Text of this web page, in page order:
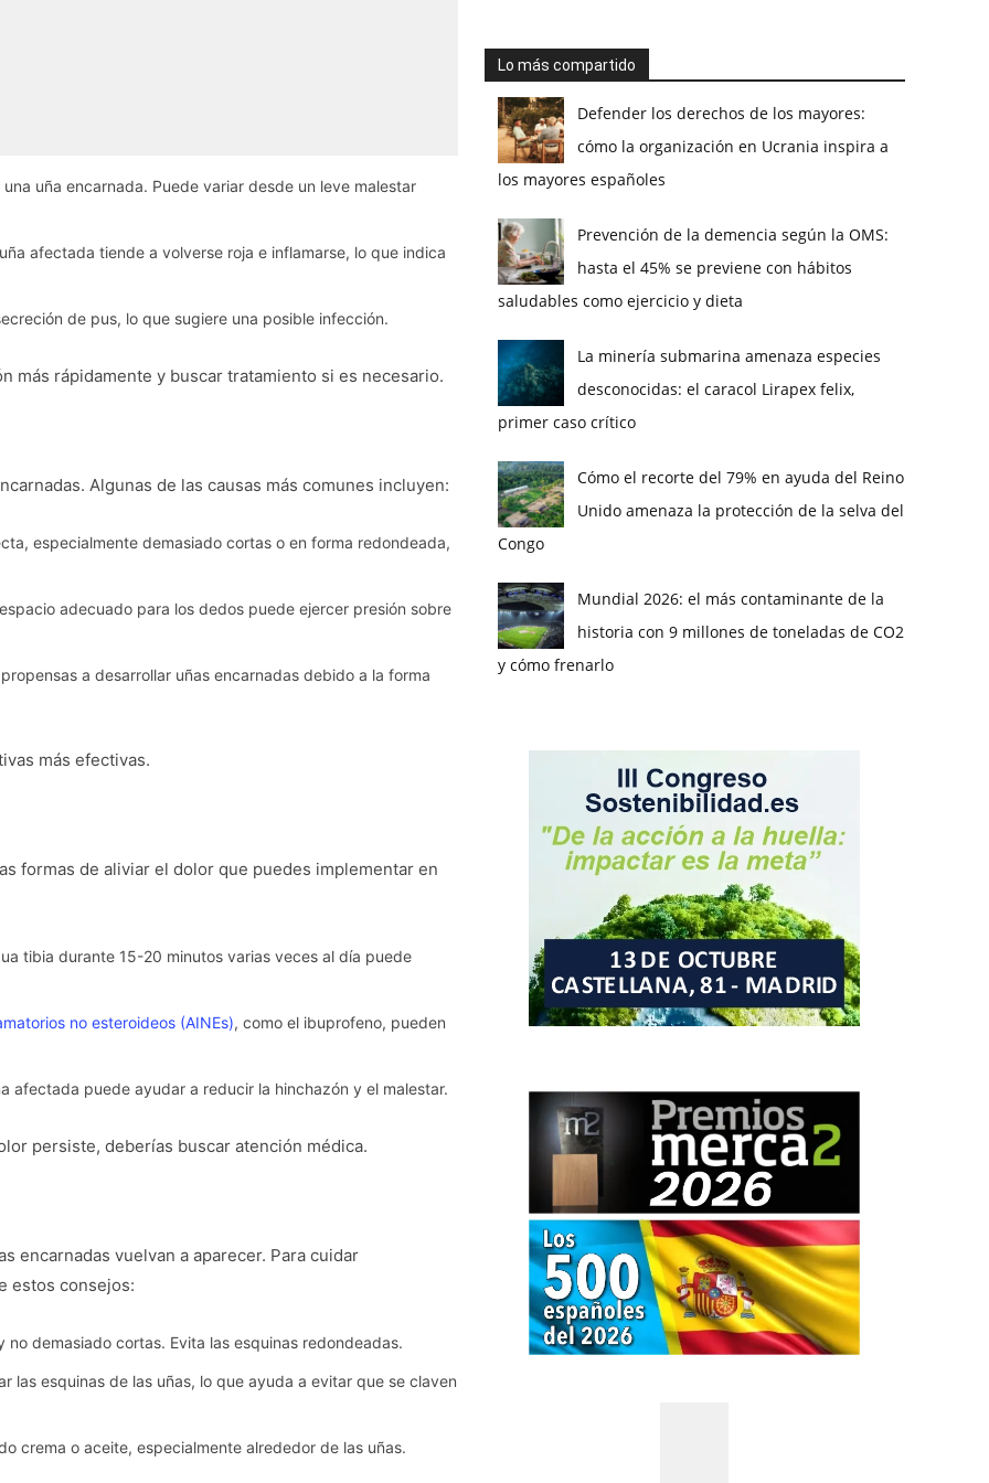
uña encarnada. Puede variar desde un leve malestar
afectada tiende a volverse roja e inflamarse, lo que indica
de pus, lo que sugiere una posible infección.
más rápidamente y buscar tratamiento si es necesario.
Algunas de las causas más comunes incluyen:
especialmente demasiado cortas o en forma redondeada,
adecuado para los dedos puede ejercer presión sobre
a desarrollar uñas encarnadas debido a la forma
más efectivas.
formas de aliviar el dolor que puedes implementar en
tibia durante 15-20 minutos varias veces al día puede
no esteroideos (AINEs), como el ibuprofeno, pueden
afectada puede ayudar a reducir la hinchazón y el malestar.
persiste, deberías buscar atención médica.
encarnadas vuelvan a aparecer. Para cuidar
estos consejos:
demasiado cortas. Evita las esquinas redondeadas.
las esquinas de las uñas, lo que ayuda a evitar que se claven
crema o aceite, especialmente alrededor de las uñas.
Lo más compartido
Defender los derechos de los mayores:
cómo la organización en Ucrania inspira a
los mayores españoles
Prevención de la demencia según la OMS:
hasta el 45% se previene con hábitos
saludables como ejercicio y dieta
La minería submarina amenaza especies
desconocidas: el caracol Lirapex felix,
primer caso crítico
Cómo el recorte del 79% en ayuda del Reino
Unido amenaza la protección de la selva del
Congo
Mundial 2026: el más contaminante de la
historia con 9 millones de toneladas de CO2
y cómo frenarlo